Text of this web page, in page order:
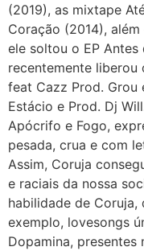
(2019), as mixtape
Coração (2014),
ele soltou o EP
recentemente
feat Cazz Prod. Grou
Estácio e Prod. Dj
Apócrifo e Fogo,
pesada, crua e com
Assim, Coruja
e raciais da nossa
habilidade de Coruja,
exemplo, lovesongs
Dopamina,